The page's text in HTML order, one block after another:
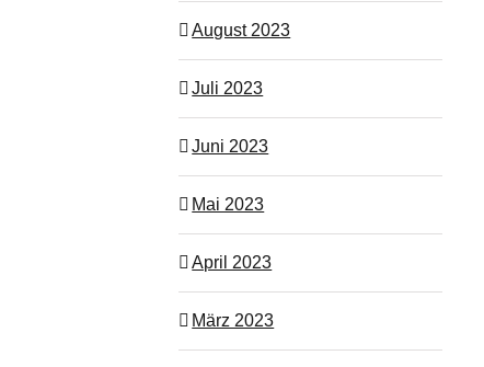
August 2023
Juli 2023
Juni 2023
Mai 2023
April 2023
März 2023